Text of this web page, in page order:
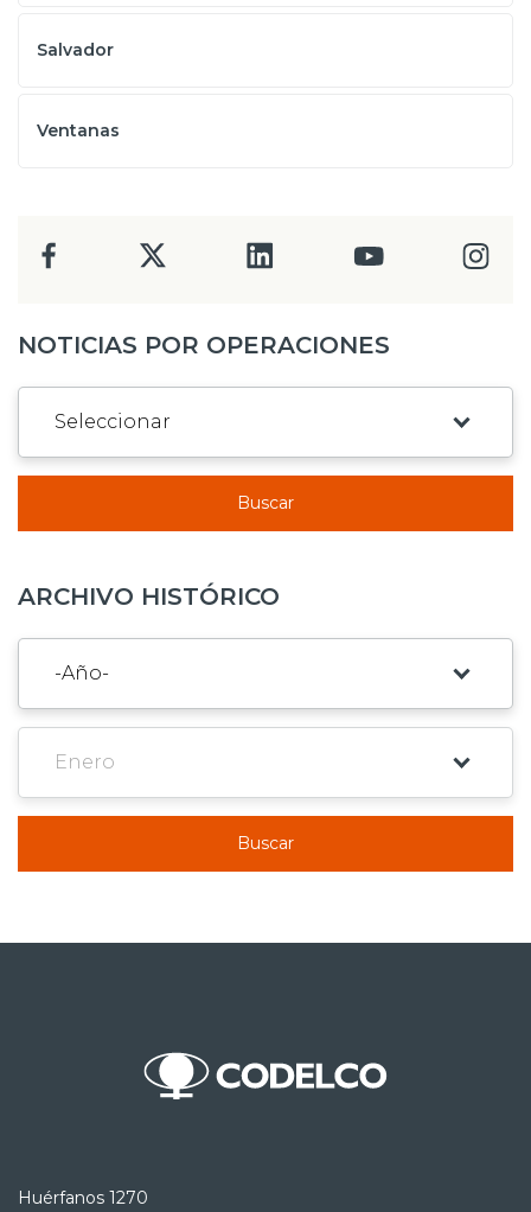
Salvador
Ventanas
NOTICIAS POR OPERACIONES
Buscar
ARCHIVO HISTÓRICO
Buscar
Huérfanos 1270